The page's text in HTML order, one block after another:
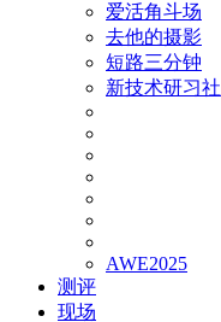
爱活角斗场
去他的摄影
短路三分钟
新技术研习社
AWE2025
测评
现场